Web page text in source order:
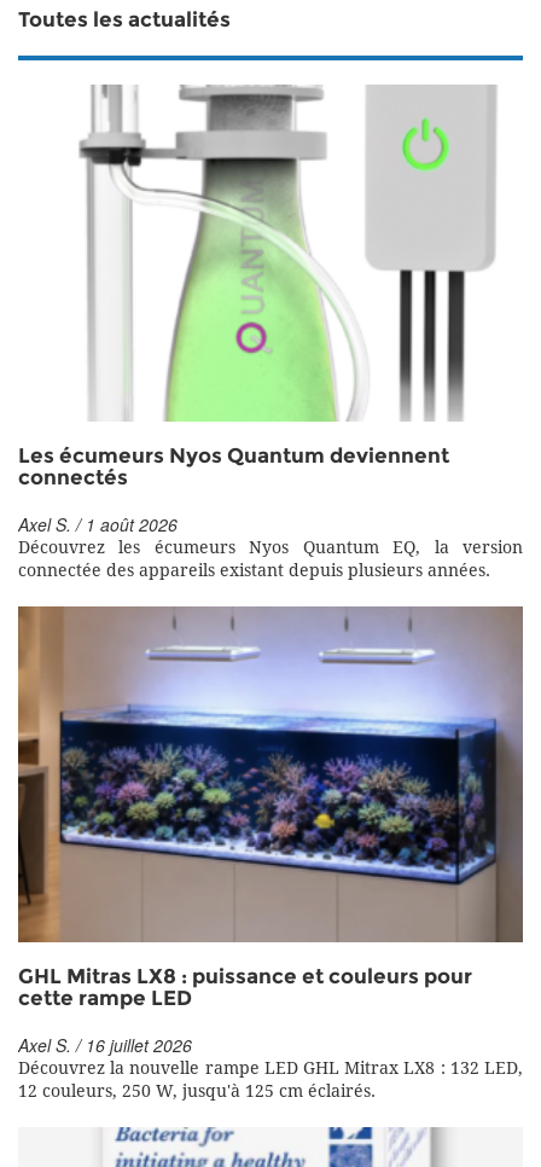
Toutes les actualités
Les écumeurs Nyos Quantum deviennent
connectés
Axel S. / 1 août 2026
Découvrez les écumeurs Nyos Quantum EQ, la version
connectée des appareils existant depuis plusieurs années.
GHL Mitras LX8 : puissance et couleurs pour
cette rampe LED
Axel S. / 16 juillet 2026
Découvrez la nouvelle rampe LED GHL Mitrax LX8 : 132 LED,
12 couleurs, 250 W, jusqu'à 125 cm éclairés.